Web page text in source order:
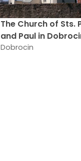
The Church of Sts.
and Paul in
Dobrocin